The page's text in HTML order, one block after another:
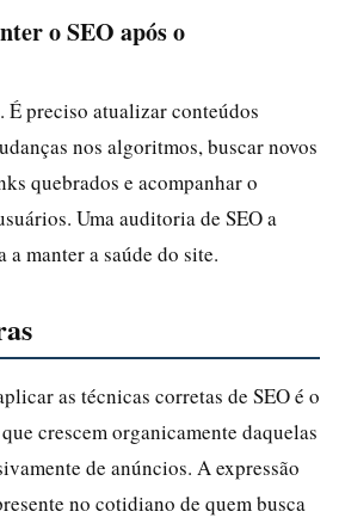
o SEO após o
É preciso atualizar conteúdos
nos algoritmos, buscar novos
quebrados e acompanhar o
Uma auditoria de SEO a
a manter a saúde do site.
as técnicas corretas de SEO é o
crescem organicamente daquelas
de anúncios. A expressão
no cotidiano de quem busca